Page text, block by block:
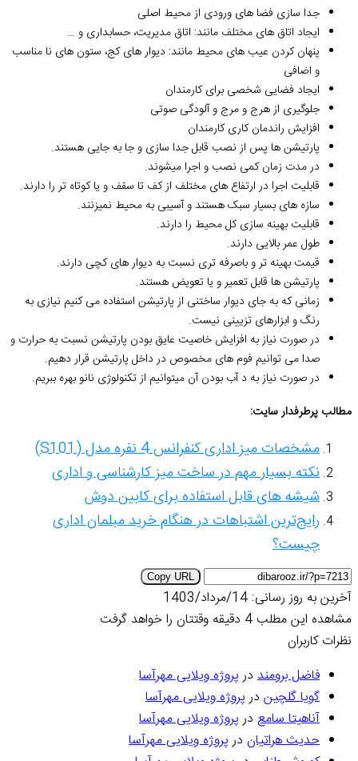
جدا سازی فضا های ورودی از محیط اصلی
ایجاد اتاق های مختلف مانند: اتاق مدیریت، حسابداری و …
پنهان کردن عیب های محیط مانند: دیوار های کج، ستون های نا مناسب
و اضافی
ایجاد فضایی شخصی برای کارمندان
جلوگیری از هرج و مرج و آلودگی صوتی
افزایش راندمان کاری کارمندان
پارتیشن ها پس از نصب قابل جدا سازی و جا به جایی هستند.
در مدت زمان کمی نصب و اجرا میشوند.
قابلیت اجرا در ارتفاع های مختلف از کف تا سقف و یا کوتاه تر را دارند.
سازه های بسیار سبک هستند و آسیبی به محیط نمیزنند.
قابلیت بهینه سازی کل محیط را دارند.
طول عمر بالایی دارند.
قیمت بهینه تر و باصرفه تری نسبت به دیوار های کچی دارند.
پارتیشن ها قابل تعمیر و یا تعویض هستند.
زمانی که به جای دیوار ساختنی از پارتیشن استفاده می کنیم نیازی به
رنگ و ابزارهای تزیینی نیست.
در صورت نیاز به افزایش خاصیت عایق بودن پارتیشن نسبت به حرارت و
صدا می توانیم فوم های مخصوص در داخل پارتیشن قرار دهیم.
در صورت نیاز به د آب بودن آن میتوانیم از تکنولوژی نانو بهره ببریم.
مطالب پرطرفدار سایت:
مشخصات میز اداری کنفرانس 4 نفره مدل (S101)
نکته بسیار مهم در ساخت میز کارشناسی و اداری
شیشه های قابل استفاده برای کابین دوش
رایج‌ترین اشتباهات در هنگام خرید مبلمان اداری
چیست؟
Copy URL
آخرین به روز رسانی: 14/مرداد/1403
مشاهده این مطلب 4 دقیقه وقتتان را خواهد گرفت
نظرات کاربران
فاضل برومند درپروژه‌ ویلایی مهرآسا
گویا گلچین درپروژه‌ ویلایی مهرآسا
آناهیتا سامع درپروژه‌ ویلایی مهرآسا
حدیث هراتیان درپروژه‌ ویلایی مهرآسا